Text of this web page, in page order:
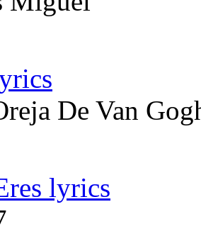
De Van
lyrics